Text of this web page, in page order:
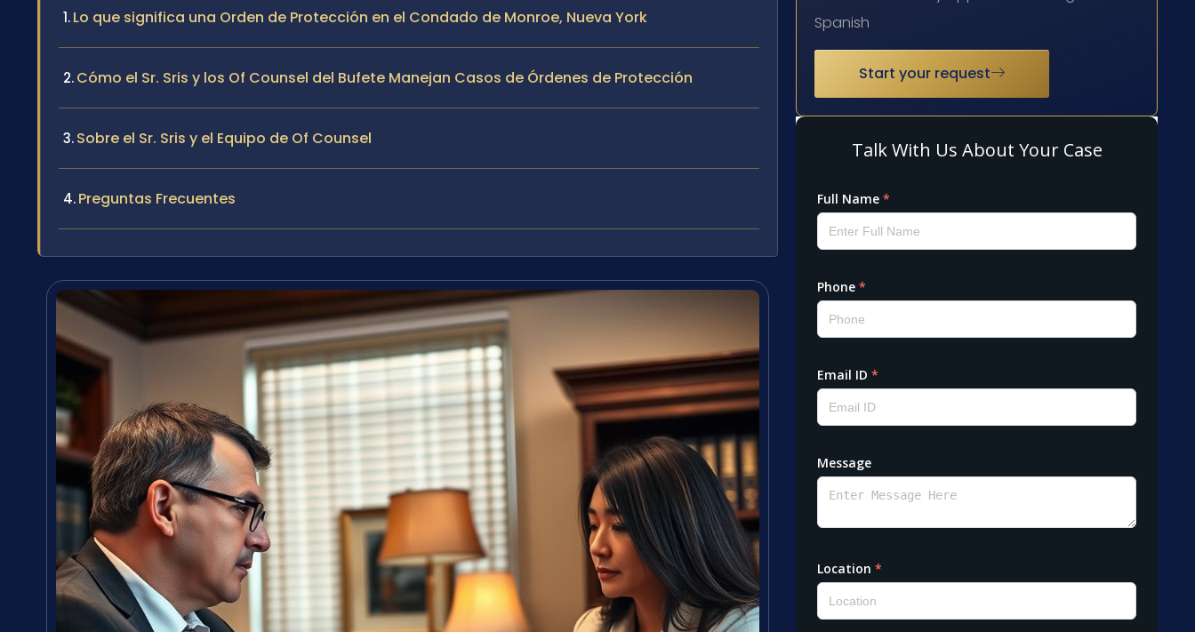
Lo que significa una Orden de Protección en el Condado de Monroe, Nueva York
Cómo el Sr. Sris y los Of Counsel del Bufete Manejan Casos de Órdenes de Protección
Sobre el Sr. Sris y el Equipo de Of Counsel
Preguntas Frecuentes
Spanish
Start your request